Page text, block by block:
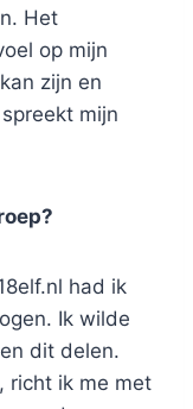
Het
op mijn
zijn en
mijn
had ik
Ik wilde
dit delen.
richt ik me met